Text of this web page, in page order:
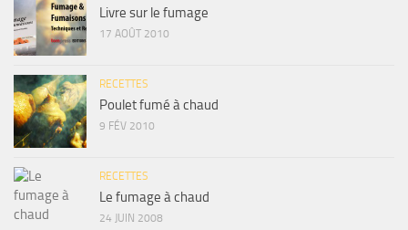
Livre sur le fumage
17 AOÛT 2010
RECETTES
Poulet fumé à chaud
9 FÉV 2010
RECETTES
Le fumage à chaud
24 JUIN 2008